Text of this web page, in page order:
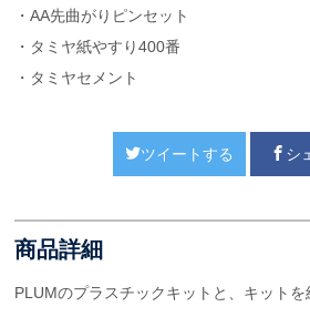
・AA先曲がりピンセット
・タミヤ紙やすり400番
・タミヤセメント
ツイートする シ
商品詳細
PLUMのプラスチックキットと、キット